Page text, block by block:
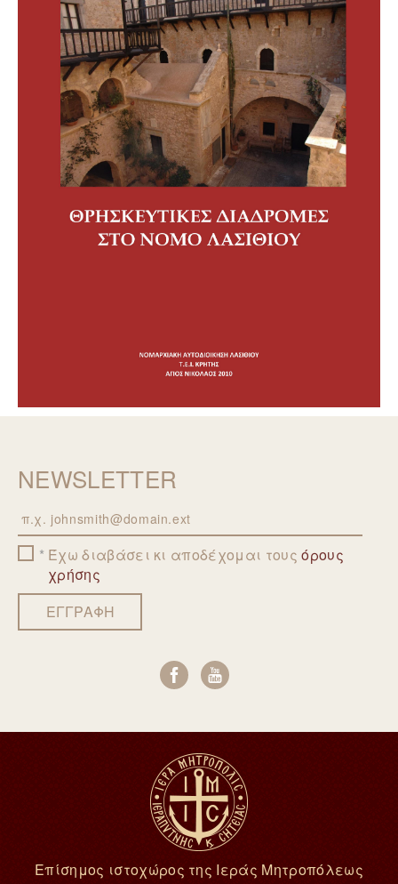
NEWSLETTER
EmailΈχω διαβάσει κι αποδέχομαι τουςόρους
χρήσης
ΕΓΓΡΑΦΗ
Επίσημος ιστοχώρος της Ιεράς Μητροπόλεως